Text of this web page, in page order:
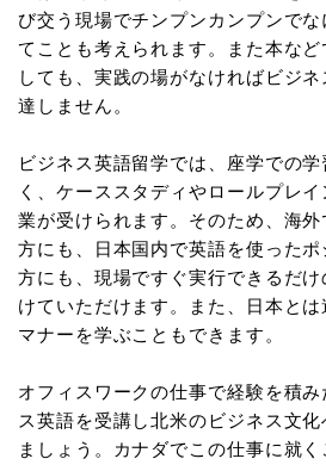
び交う現場でチンプンカンプンで
てことも考えられます。また本な
しても、実践の場がなければビジ
達しません。
ビジネス英語留学では、座学での
く、ケーススタディやロールプレ
業が受けられます。そのため、海
方にも、日本国内で英語を使った
方にも、現場ですぐ実行できるだ
けていただけます。また、日本と
マナーを学ぶこともできます。
オフィスワークの仕事で経験を積
ス英語を受講し北米のビジネス文
ましょう。カナダでこの仕事に就